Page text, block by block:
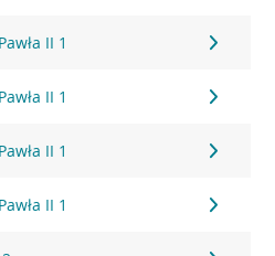
II 1
II 1
II 1
II 1